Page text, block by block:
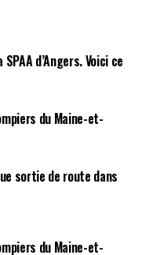
d’Angers. Voici ce
du Maine-et-
sortie de route dans
du Maine-et-